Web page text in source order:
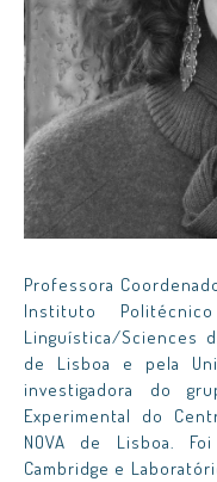
Professora
Instituto
Linguística/Sciences
de Lisboa e pela
investigadora do
Experimental do
NOVA de Lisboa.
Cambridge e